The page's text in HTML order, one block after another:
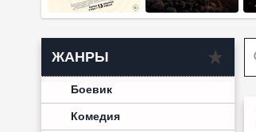
ЖАНРЫ
Боевик
Комедия